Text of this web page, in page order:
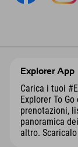
Explorer App
Carica i tuoi
Explorer To
prenotazioni,
panoramica
altro.